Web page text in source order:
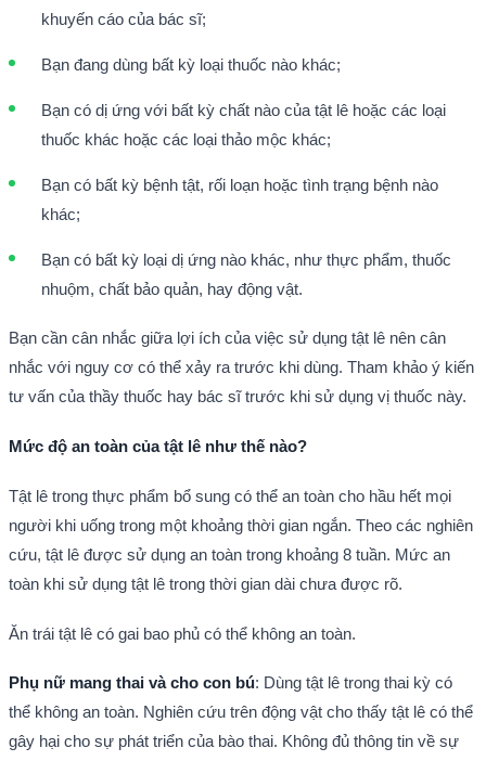
khuyến cáo của bác sĩ;
Bạn đang dùng bất kỳ loại thuốc nào khác;
Bạn có dị ứng với bất kỳ chất nào của tật lê hoặc các loại
thuốc khác hoặc các loại thảo mộc khác;
Bạn có bất kỳ bệnh tật, rối loạn hoặc tình trạng bệnh nào
khác;
Bạn có bất kỳ loại dị ứng nào khác, như thực phẩm, thuốc
nhuộm, chất bảo quản, hay động vật.
Bạn cần cân nhắc giữa lợi ích của việc sử dụng tật lê nên cân
nhắc với nguy cơ có thể xảy ra trước khi dùng. Tham khảo ý kiến
tư vấn của thầy thuốc hay bác sĩ trước khi sử dụng vị thuốc này.
Mức độ an toàn của tật lê như thế nào?
Tật lê trong thực phẩm bổ sung có thể an toàn cho hầu hết mọi
người khi uống trong một khoảng thời gian ngắn. Theo các nghiên
cứu, tật lê được sử dụng an toàn trong khoảng 8 tuần. Mức an
toàn khi sử dụng tật lê trong thời gian dài chưa được rõ.
Ăn trái tật lê có gai bao phủ có thể không an toàn.
Phụ nữ mang thai và cho con bú: Dùng tật lê trong thai kỳ có
thể không an toàn. Nghiên cứu trên động vật cho thấy tật lê có thể
gây hại cho sự phát triển của bào thai. Không đủ thông tin về sự